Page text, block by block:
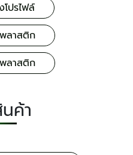
โปรไฟล์
ลาสติก
ลาสติก
ค้า